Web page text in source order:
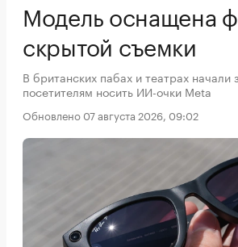
Модель оснащена
скрытой съемки
В британских пабах и театрах начали
посетителям носить ИИ-очки Meta
Обновлено 07 августа 2026, 09:02